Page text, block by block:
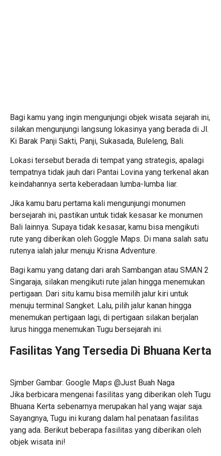
Bagi kamu yang ingin mengunjungi objek wisata sejarah ini,
silakan mengunjungi langsung lokasinya yang berada di Jl.
Ki Barak Panji Sakti, Panji, Sukasada, Buleleng, Bali.
Lokasi tersebut berada di tempat yang strategis, apalagi
tempatnya tidak jauh dari Pantai Lovina yang terkenal akan
keindahannya serta keberadaan lumba-lumba liar.
Jika kamu baru pertama kali mengunjungi monumen
bersejarah ini, pastikan untuk tidak kesasar ke monumen
Bali lainnya. Supaya tidak kesasar, kamu bisa mengikuti
rute yang diberikan oleh Goggle Maps. Di mana salah satu
rutenya ialah jalur menuju Krisna Adventure.
Bagi kamu yang datang dari arah Sambangan atau SMAN 2
Singaraja, silakan mengikuti rute jalan hingga menemukan
pertigaan. Dari situ kamu bisa memilih jalur kiri untuk
menuju terminal Sangket. Lalu, pilih jalur kanan hingga
menemukan pertigaan lagi, di pertigaan silakan berjalan
lurus hingga menemukan Tugu bersejarah ini.
Fasilitas Yang Tersedia Di Bhuana Kerta
Sjmber Gambar: Google Maps @Just Buah Naga
Jika berbicara mengenai fasilitas yang diberikan oleh Tugu
Bhuana Kerta sebenarnya merupakan hal yang wajar saja.
Sayangnya, Tugu ini kurang dalam hal penataan fasilitas
yang ada. Berikut beberapa fasilitas yang diberikan oleh
objek wisata ini!